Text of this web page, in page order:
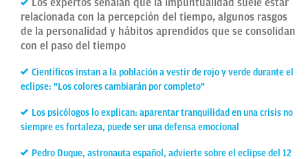
Los expertos señalan que la impuntualidad suele estar
relacionada con la percepción del tiempo, algunos rasgos
de la personalidad y hábitos aprendidos que se consolidan
con el paso del tiempo
Científicos instan a la población a vestir de rojo y verde durante el
eclipse: "Los colores cambiarán por completo"
Los psicólogos lo explican: aparentar tranquilidad en una crisis no
siempre es fortaleza, puede ser una defensa emocional
Pedro Duque, astronauta español, advierte sobre el eclipse del 12